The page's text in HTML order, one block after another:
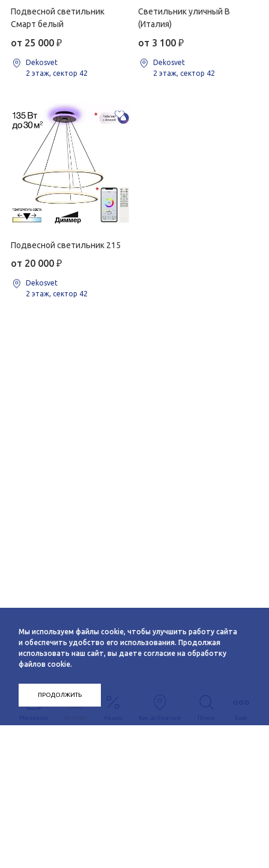
Каталог
Подвесной светильник
Смарт белый
от 25 000 ₽
Dekosvet
2 этаж, сектор 42
Светильник уличный B
(Италия)
от 3 100 ₽
Dekosvet
2 этаж, сектор 42
Подвесной светильник 215
от 20 000 ₽
Dekosvet
2 этаж, сектор 42
Мы используем файлы cookie, чтобы улучшить работу сайта
и обеспечить удобство его использования. Продолжая
использовать наш сайт, вы даете согласие на обработку
файлов cookie.
ПРОДОЛЖИТЬ